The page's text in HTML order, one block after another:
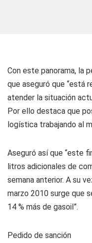
Con este panorama, la
que aseguró que “está
atender la situación
Por ello destaca que
logística trabajando al
Aseguró así que “este
litros adicionales de
semana anterior. A su
marzo 2010 surge que
14 % más de gasoil”.
Pedido de sanción